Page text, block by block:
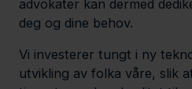
advokater kan dermed
deg og dine behov.
Vi investerer tungt i ny
utvikling av folka våre, slik